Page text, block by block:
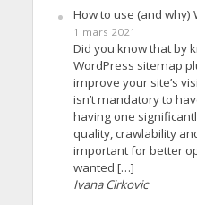
How to use (and
1 mars 2021
Did you know that by
WordPress sitemap
improve your site’s
isn’t mandatory to
having one
quality, crawlability
important for better
wanted […]
Ivana Cirkovic